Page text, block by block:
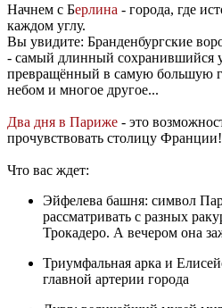
Начнем с Берлина - города, где
каждом углу.
Вы увидите: Бранденбургские
- самый длинный сохранившийся
превращённый в самую большую
небом и многое другое...
Два дня в Париже - это
прочувствовать столицу Франции!
Что вас ждет:
Эйфелева башня: символ
рассматривать с разных
Трокадеро. А вечером она
Триумфальная арка и
главной артерии города